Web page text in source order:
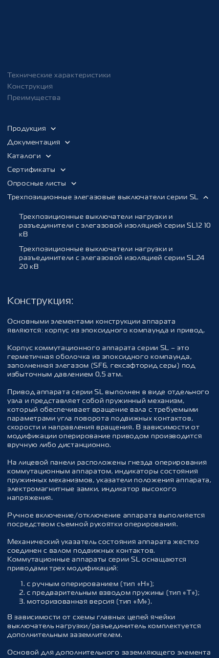
Технические характеристики
Конструкция
Преимущества
Продукция
Документация
Каталоги
Сертификаты
Опросные листы
Трехпозиционные элегазовые выключатели серии SL
Трехпозиционные выключатели нагрузки и
разъединители с элегазовой изоляцией серии SL12 10
кВ
Трехпозиционные выключатели нагрузки и
разъединители с элегазовой изоляцией серии SL24
20 кВ
Конструкция:
Основными элементами конструкции аппарата
являются: корпус из эпоксидного компаунда и привод.
Корпус коммутационного аппарата серии SL – это
герметичная оболочка из эпоксидного компаунда,
заполненная элегазом (SF6, гексафторид серы) под
избыточным давлением 0,5 атм.
Привод аппарата серии SL выполнен в виде отдельного
узла и представляет собой пружинный механизм,
который обеспечивает вращение вала с требуемыми
параметрами угла поворота подвижных контактов,
скорости и направления вращения. В зависимости от
модификации оперирование приводом производится
вручную либо дистанционно.
На лицевой панели расположены гнезда оперирования
коммутационным аппаратом, индикаторы состояния
пружинных механизмов, указатели положения аппарата,
электромагнитные замки, индикатор высокого
напряжения.
Ручное включение/отключение аппарата выполняется
посредством съемной рукоятки оперирования.
Механический указатель состояния аппарата жестко
соединен с валом подвижных контактов.
Коммутационные аппараты серии SL оснащаются
приводами трех модификаций:
с ручным оперированием (тип «H»);
с предварительным взводом пружины (тип «T»);
моторизованная версия (тип «М»).
В зависимости от схемы главных цепей ячейки
выключатель нагрузки/разъединитель комплектуется
дополнительным заземлителем.
Основой для дополнительного заземляющего элемента